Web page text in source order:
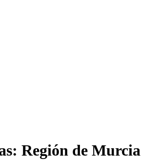
Región de Murcia